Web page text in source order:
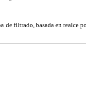
de filtrado, basada en realce